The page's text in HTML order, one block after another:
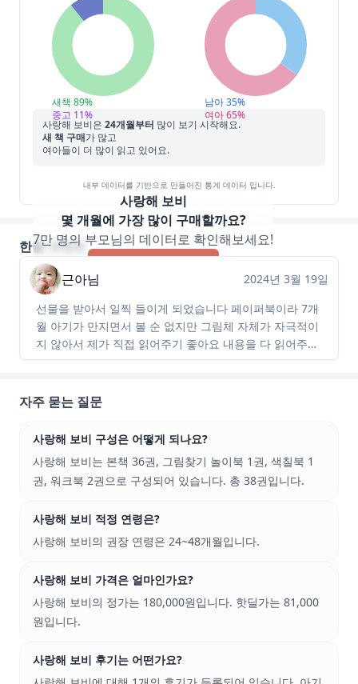
새책 89%
중고 11%
남아 35%
여아 65%
사랑해 보비은 24개월부터 많이 보기 시작해요.
새 책 구매가 많고
여아들이 더 많이 읽고 있어요.
내부 데이터를 기반으로 만들어진 통계 데이터 입니다.
사랑해 보비
몇 개월에 가장 많이 구매할까요?
7만 명의 부모님의 데이터로 확인해보세요!
한줄 코멘트
근아님
2024년 3월 19일
선물을 받아서 일찍 들이게 되었습니다 페이퍼북이라 7개
월 아기가 만지면서 볼 순 없지만 그림체 자체가 자극적이
지 않아서 제가 직접 읽어주기 좋아요 내용을 다 읽어주기
보다 가볍게 읽어주고 있어요! 생활동화라 어린이집 가기
읽어주면 된답니다~
자주 묻는 질문
사랑해 보비 구성은 어떻게 되나요?
사랑해 보비는 본책 36권, 그림찾기 놀이북 1권, 색칠북 1
권, 워크북 2권으로 구성되어 있습니다. 총 38권입니다.
사랑해 보비 적정 연령은?
사랑해 보비의 권장 연령은 24~48개월입니다.
사랑해 보비 가격은 얼마인가요?
사랑해 보비의 정가는 180,000원입니다. 핫딜가는 81,000
원입니다.
사랑해 보비 후기는 어떤가요?